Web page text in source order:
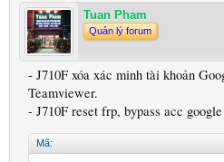
Tuan Pham
Quản lý forum
- J710F xóa xác minh tài khoản
Teamviewer.
- J710F reset frp, bypass acc
Mã: